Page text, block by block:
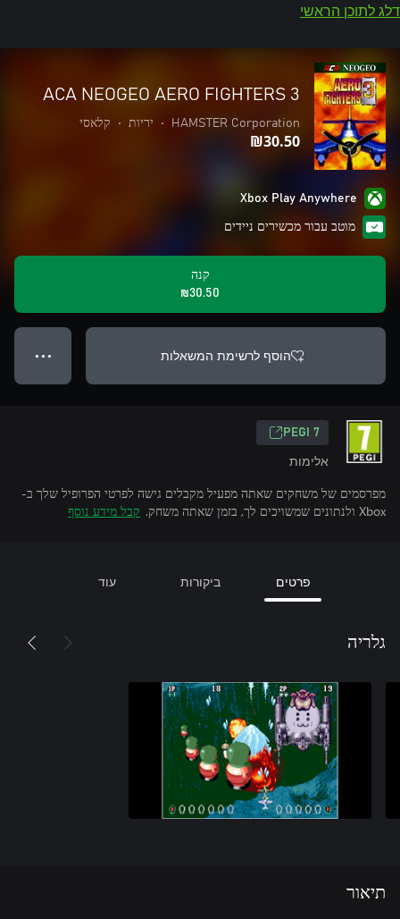
דלג לתוכן הראשי
ACA NEOGEO AERO FIGHTERS 3
HAMSTER Corporation
• יריות • קלאסי
‪₪‎30.50‬
Xbox Play Anywhere
מוטב עבור מכשירים ניידים
קנה
‪₪‎30.50‬
הוסף לרשימת המשאלות ● ● ●
PEGI 7
אלימות
מפרסמים של משחקים שאתה מפעיל מקבלים גישה לפרטי הפרופיל שלך ב-
Xbox ולנתונים שמשויכים לך, בזמן שאתה משחק.
קבל מידע נוסף
פרטים ביקורות עוד
גלריה
תיאור